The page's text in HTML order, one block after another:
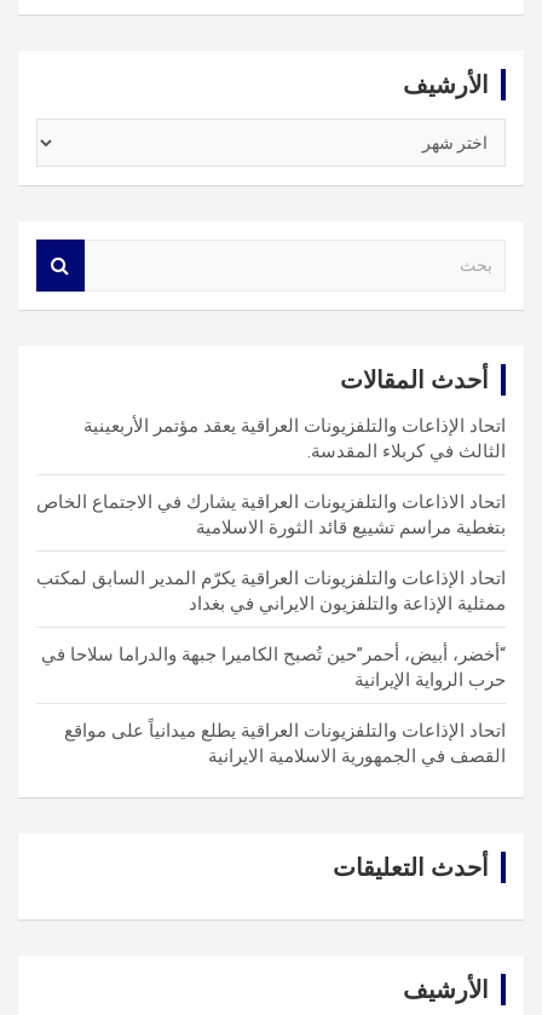
الأرشيف
أحدث المقالات
اتحاد الإذاعات والتلفزيونات العراقية يعقد مؤتمر الأربعينية
الثالث في كربلاء المقدسة.
اتحاد الاذاعات والتلفزيونات العراقية يشارك في الاجتماع الخاص
بتغطية مراسم تشييع قائد الثورة الاسلامية
اتحاد الإذاعات والتلفزيونات العراقية يكرّم المدير السابق لمكتب
ممثلية الإذاعة والتلفزيون الايراني في بغداد
“أخضر، أبيض، أحمر”حين تُصبح الكاميرا جبهة والدراما سلاحا في
حرب الرواية الإيرانية
اتحاد الإذاعات والتلفزيونات العراقية يطلع ميدانياً على مواقع
القصف في الجمهورية الاسلامية الايرانية
أحدث التعليقات
الأرشيف